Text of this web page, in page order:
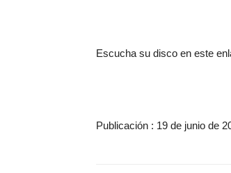
Escucha su disco en este
Publicación : 19 de junio de